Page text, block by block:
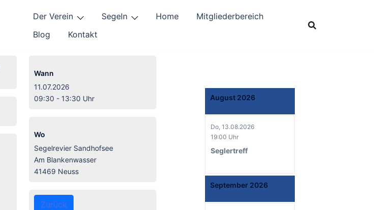
Der Verein Segeln Home
Mitgliederbereich
Blog
Kontakt
Wann
11.07.2026
09:30 - 13:30 Uhr
Wo
Segelrevier Sandhofsee
Am Blankenwasser
41469 Neuss
Zurück
August 2026
Do, 13.08.2026
19:00 Uhr
Seglertreff
September 2026